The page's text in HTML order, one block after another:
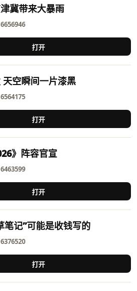
冀带来大暴雨
打开
天空瞬间一片漆黑
打开
》阵容官宣
打开
笔记”可能是收钱写的
打开